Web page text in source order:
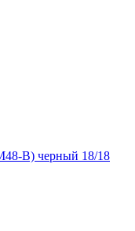
B) черный 18/18